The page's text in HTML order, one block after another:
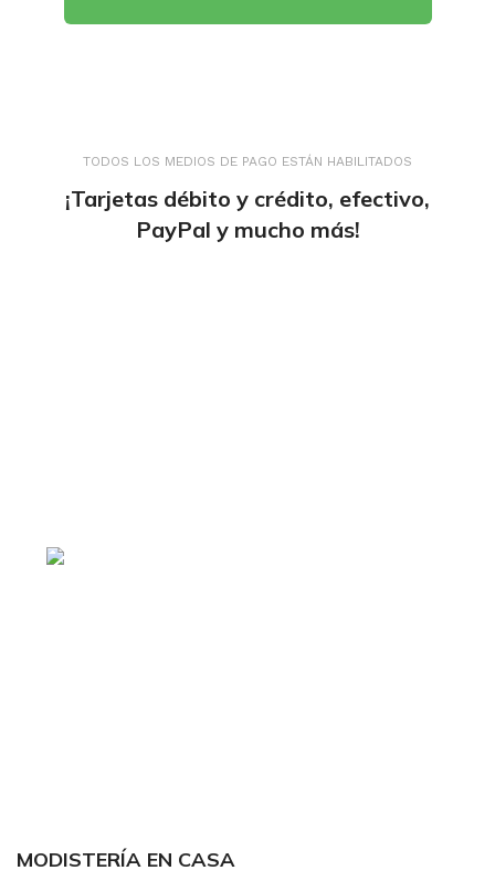
TODOS LOS MEDIOS DE PAGO ESTÁN HABILITADOS
¡Tarjetas débito y crédito, efectivo,
PayPal y mucho más!
MODISTERÍA EN CASA